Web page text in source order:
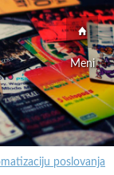
Meni
poslovanja